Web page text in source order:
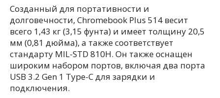
Созданный для портативности и
долговечности, Chromebook Plus 514 весит
всего 1,43 кг (3,15 фунта) и имеет толщину 20,5
мм (0,81 дюйма), а также соответствует
стандарту MIL-STD 810H. Он также оснащен
широким набором портов, включая два порта
USB 3.2 Gen 1 Type-C для зарядки и
подключения.